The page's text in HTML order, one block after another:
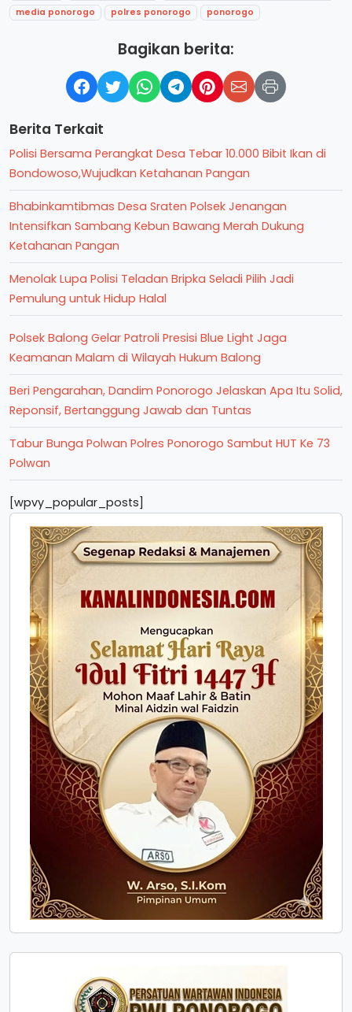
media ponorogo polres ponorogo ponorogo
Bagikan berita:
Berita Terkait
Polisi Bersama Perangkat Desa Tebar 10.000 Bibit Ikan di
Bondowoso,Wujudkan Ketahanan Pangan
Bhabinkamtibmas Desa Sraten Polsek Jenangan
Intensifkan Sambang Kebun Bawang Merah Dukung
Ketahanan Pangan
Menolak Lupa Polisi Teladan Bripka Seladi Pilih Jadi
Pemulung untuk Hidup Halal
Polsek Balong Gelar Patroli Presisi Blue Light Jaga
Keamanan Malam di Wilayah Hukum Balong
Beri Pengarahan, Dandim Ponorogo Jelaskan Apa Itu Solid,
Reponsif, Bertanggung Jawab dan Tuntas
Tabur Bunga Polwan Polres Ponorogo Sambut HUT Ke 73
Polwan
[wpvy_popular_posts]